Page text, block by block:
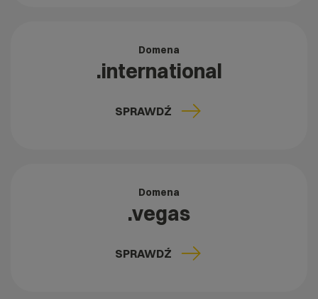
Domena
.international
SPRAWDŹ
Domena
.vegas
SPRAWDŹ